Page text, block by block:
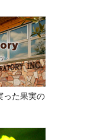
った果実の